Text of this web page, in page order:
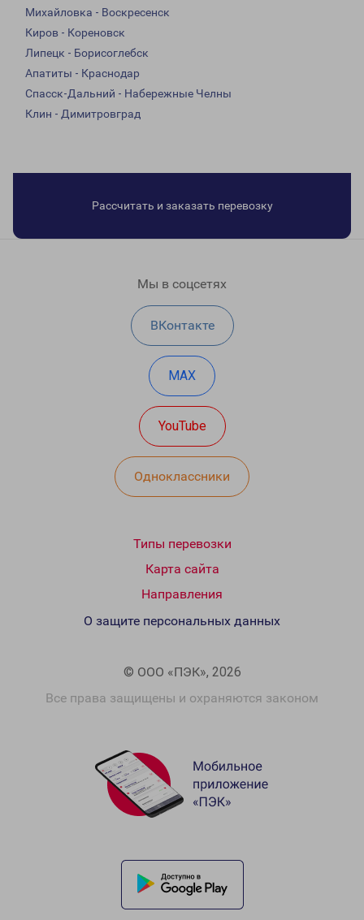
Михайловка - Воскресенск
Киров - Кореновск
Липецк - Борисоглебск
Апатиты - Краснодар
Спасск-Дальний - Набережные Челны
Клин - Димитровград
Рассчитать и заказать перевозку
Мы в соцсетях
ВКонтакте
MAX
YouTube
Одноклассники
Типы перевозки
Карта сайта
Направления
© ООО «ПЭК», 2026
Все права защищены и охраняются законом
О защите персональных данных